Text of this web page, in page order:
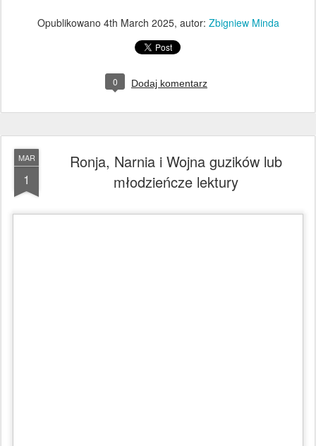
Opublikowano 4th March 2025, autor: Zbigniew Minda
0 Dodaj komentarz
MAR
1
Ronja, Narnia i Wojna guzików lub
młodzieńcze lektury